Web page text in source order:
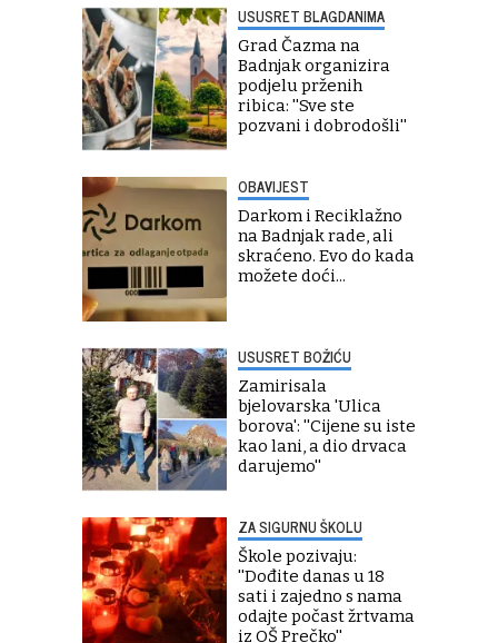
USUSRET BLAGDANIMA
Grad Čazma na
Badnjak organizira
podjelu prženih
ribica: ''Sve ste
pozvani i dobrodošli''
OBAVIJEST
Darkom i Reciklažno
na Badnjak rade, ali
skraćeno. Evo do kada
možete doći...
USUSRET BOŽIĆU
Zamirisala
bjelovarska 'Ulica
borova': ''Cijene su iste
kao lani, a dio drvaca
darujemo''
ZA SIGURNU ŠKOLU
Škole pozivaju:
''Dođite danas u 18
sati i zajedno s nama
odajte počast žrtvama
iz OŠ Prečko''